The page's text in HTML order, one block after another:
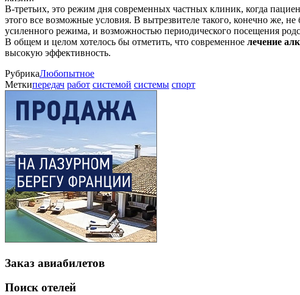
В-третьих, это режим дня современных частных клиник, когда
этого все возможные условия. В вытрезвителе такого, конечно же,
усиленного режима, и возможностью периодического посещения
В общем и целом хотелось бы отметить, что современное лечение
высокую эффективность.
РубрикаЛюбопытное
Меткипередач работ системой системы спорт
Заказ авиабилетов
Поиск отелей